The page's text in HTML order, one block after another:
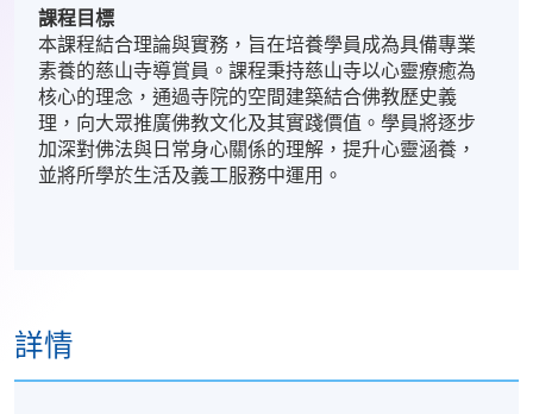
課程目標
本課程結合理論與實務，旨在培養學員成為具備專業
素養的慈山寺導賞員。課程秉持慈山寺以心靈療癒為
核心的理念，通過寺院的空間建築結合佛教歷史義
理，向大眾推廣佛教文化及其實踐價值。學員將逐步
加深對佛法與日常身心關係的理解，提升心靈涵養，
並將所學於生活及義工服務中運用。
詳情